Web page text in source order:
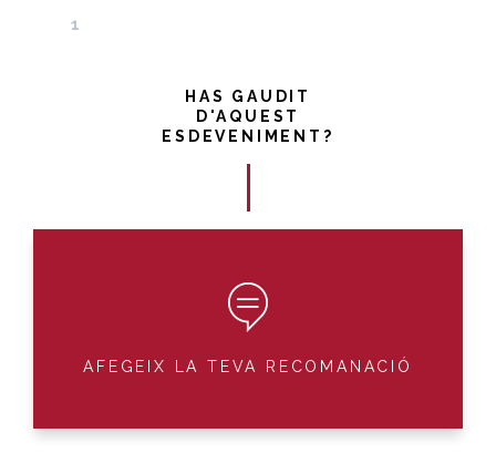
1
HAS GAUDIT
D'AQUEST
ESDEVENIMENT?
AFEGEIX LA TEVA RECOMANACIÓ